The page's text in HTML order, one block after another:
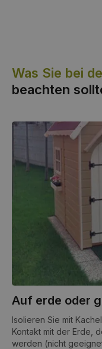
Was Sie bei
beachten
Auf erde oder
Isolieren Sie mit
Kontakt mit der Erde,
werden (nicht